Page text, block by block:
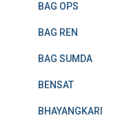
BAG OPS
BAG REN
BAG SUMDA
BENSAT
BHAYANGKARI